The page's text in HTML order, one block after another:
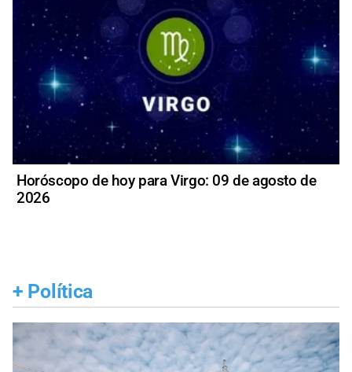
Horóscopo de hoy para Virgo: 09 de agosto de
2026
+ Política